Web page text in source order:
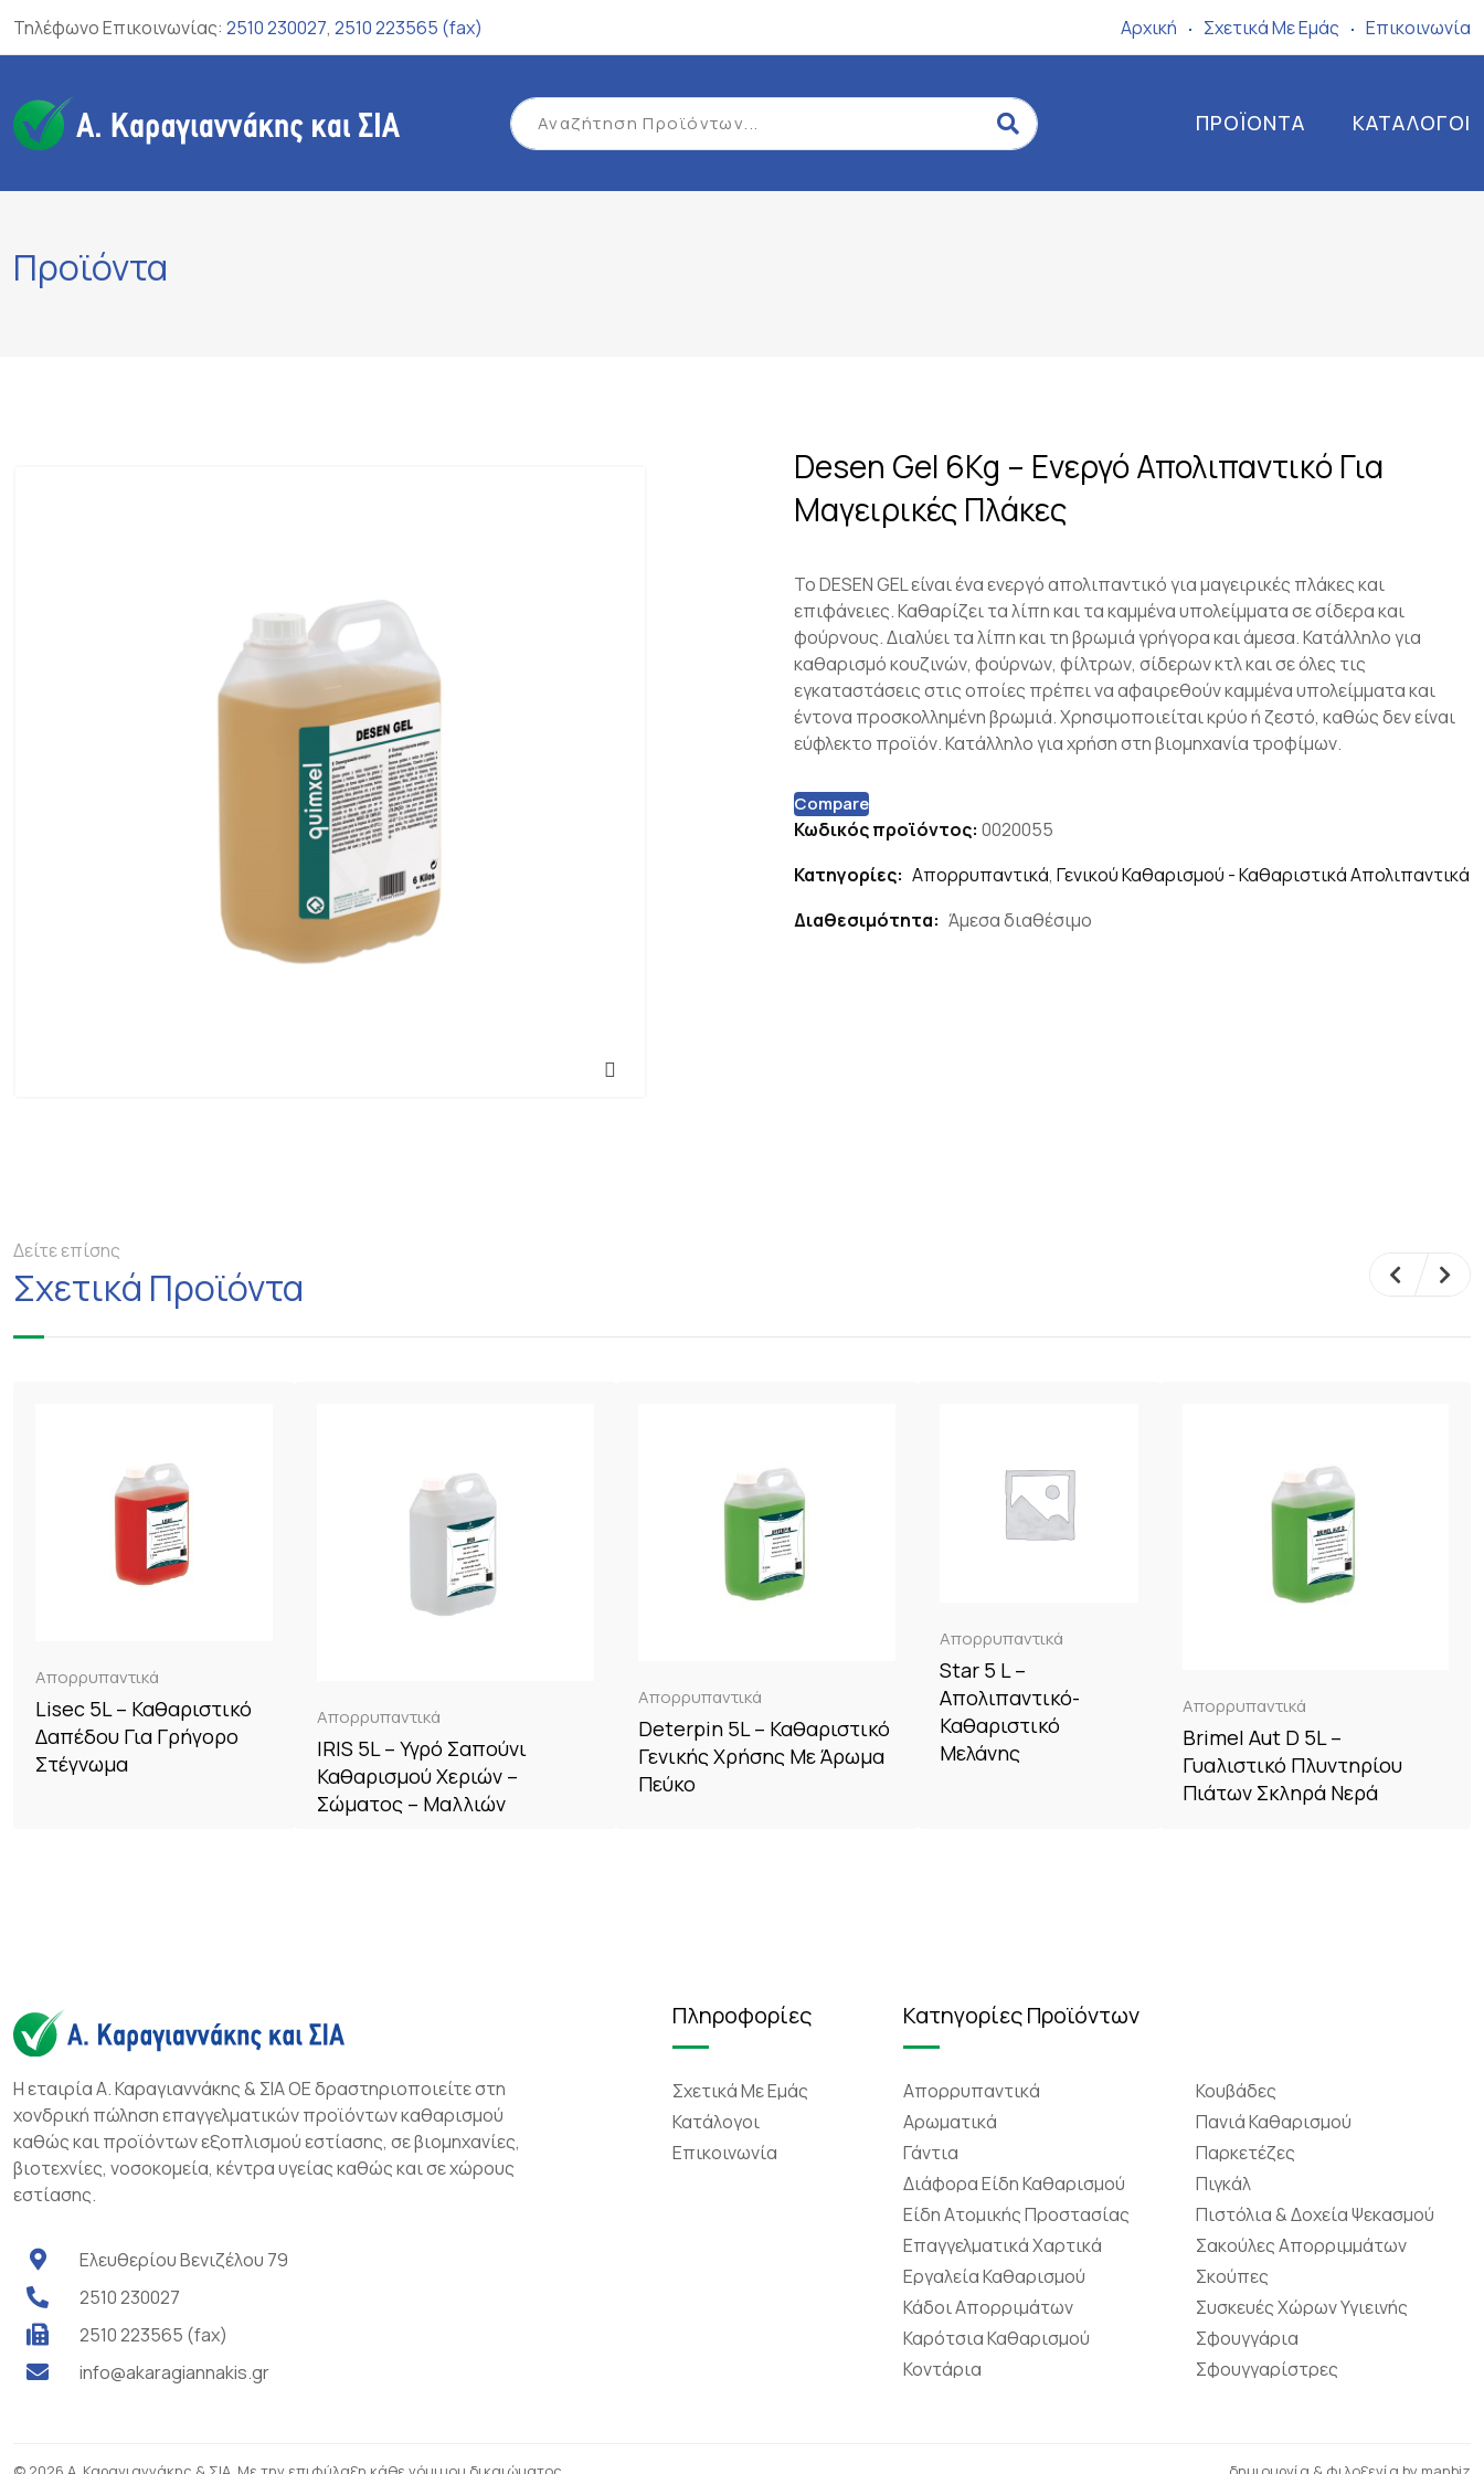
Τηλέφωνο Επικοινωνίας: 2510 230027, 2510 223565 (fax) Αρχική Σχετικά Mε Eμάς Επικοινωνία
ΠΡΟΪΌΝΤΑ ΚΑΤΆΛΟΓΟΙ
Προϊόντα
Desen Gel 6Kg – Ενεργό Απολιπαντικό Για
Μαγειρικές Πλάκες
Το DESEN GEL είναι ένα ενεργό απολιπαντικό για μαγειρικές πλάκες και
επιφάνειες. Καθαρίζει τα λίπη και τα καμμένα υπολείμματα σε σίδερα και
φούρνους. Διαλύει τα λίπη και τη βρωμιά γρήγορα και άμεσα. Κατάλληλο για
καθαρισμό κουζινών, φούρνων, φίλτρων, σίδερων κτλ και σε όλες τις
εγκαταστάσεις στις οποίες πρέπει να αφαιρεθούν καμμένα υπολείμματα και
έντονα προσκολλημένη βρωμιά. Χρησιμοποιείται κρύο ή ζεστό, καθώς δεν είναι
εύφλεκτο προϊόν. Κατάλληλο για χρήση στη βιομηχανία τροφίμων.
Compare
Κωδικός προϊόντος: 0020055
Κατηγορίες: Απορρυπαντικά, Γενικού Καθαρισμού - Καθαριστικά Απολιπαντικά
Διαθεσιμότητα: Άμεσα διαθέσιμο
Δείτε επίσης
Σχετικά Προϊόντα
Απορρυπαντικά
Lisec 5L – Καθαριστικό
Δαπέδου Για Γρήγορο
Στέγνωμα
Απορρυπαντικά
IRIS 5L – Υγρό Σαπούνι
Καθαρισμού Χεριών –
Σώματος – Μαλλιών
Απορρυπαντικά
Deterpin 5L – Καθαριστικό
Γενικής Χρήσης Με Άρωμα
Πεύκο
Απορρυπαντικά
Star 5 L –
Απολιπαντικό-
Καθαριστικό
Μελάνης
Απορρυπαντικά
Brimel Aut D 5L –
Γυαλιστικό Πλυντηρίου
Πιάτων Σκληρά Νερά
Η εταιρία Α. Καραγιαννάκης & ΣΙΑ ΟΕ δραστηριοποιείτε στη
χονδρική πώληση επαγγελματικών προϊόντων καθαρισμού
καθώς και προϊόντων εξοπλισμού εστίασης, σε βιομηχανίες,
βιοτεχνίες, νοσοκομεία, κέντρα υγείας καθώς και σε χώρους
εστίασης.
Ελευθερίου Βενιζέλου 79
2510 230027
2510 223565 (fax)
info@akaragiannakis.gr
Πληροφορίες
Σχετικά Mε Eμάς
Κατάλογοι
Επικοινωνία
Κατηγορίες Προϊόντων
Απορρυπαντικά
Αρωματικά
Γάντια
Διάφορα Είδη Καθαρισμού
Είδη Ατομικής Προστασίας
Επαγγελματικά Χαρτικά
Εργαλεία Καθαρισμού
Κάδοι Απορριμάτων
Καρότσια Καθαρισμού
Κοντάρια
Κουβάδες
Πανιά Καθαρισμού
Παρκετέζες
Πιγκάλ
Πιστόλια & Δοχεία Ψεκασμού
Σακούλες Απορριμμάτων
Σκούπες
Συσκευές Χώρων Υγιεινής
Σφουγγάρια
Σφουγγαρίστρες